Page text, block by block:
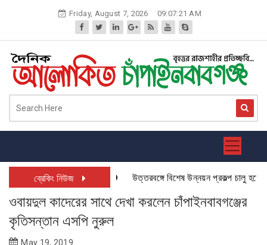
Friday, August 7, 2026 09:07:22 AM
ব্রেকিং নিউজ উত্তরবঙ্গে বিশেষ উন্নয়ন প্রকল্প চালু হতে
ওবায়দুল কাদেরের সাথে দেখা করলেন চাঁপাইনবাবগঞ্জের
কৃতিসন্তান এসপি নুরুল
May 19, 2019